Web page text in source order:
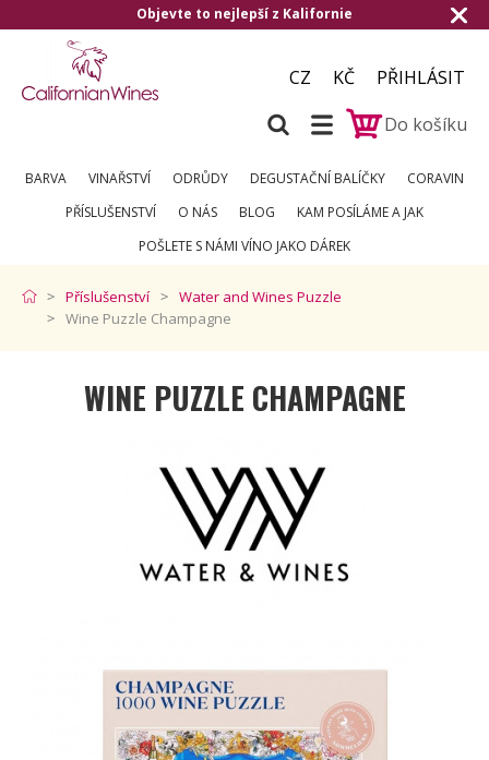
Objevte to nejlepší z Kalifornie
CZ KČ
PŘIHLÁSIT
Do košíku
BARVA VINAŘSTVÍ ODRŮDY DEGUSTAČNÍ BALÍČKY
CORAVIN
PŘÍSLUŠENSTVÍ
O NÁS BLOG
KAM POSÍLÁME A JAK
POŠLETE S NÁMI VÍNO JAKO DÁREK
Příslušenství
Water and Wines Puzzle
Wine Puzzle Champagne
WINE PUZZLE CHAMPAGNE